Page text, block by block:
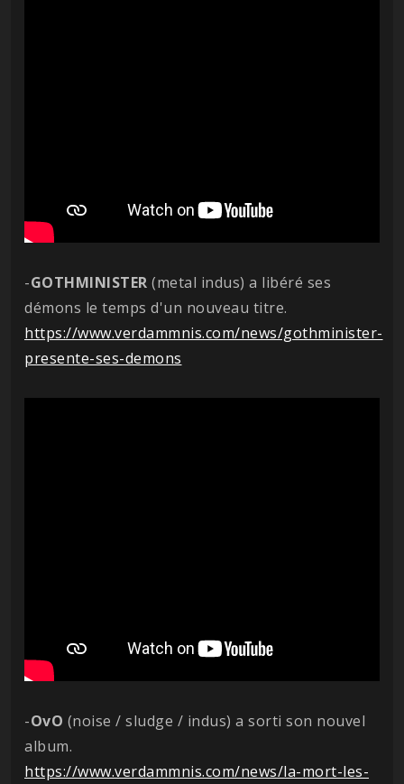
-GOTHMINISTER (metal indus) a libéré ses
démons le temps d'un nouveau titre.
https://www.verdammnis.com/news/gothminister-
presente-ses-demons
-OvO (noise / sludge / indus) a sorti son nouvel
album.
https://www.verdammnis.com/news/la-mort-les-